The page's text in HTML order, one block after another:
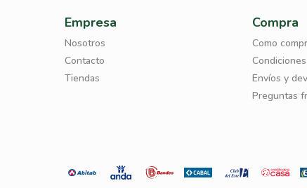
Empresa
Nosotros
Contacto
Tiendas
Compra
Como
Envíos y
Preguntas